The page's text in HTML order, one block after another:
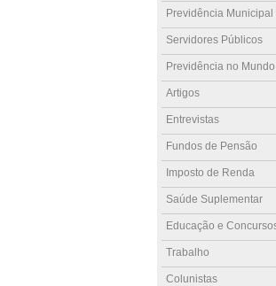
Previdência Municipal
Servidores Públicos
Previdência no Mundo
Artigos
Entrevistas
Fundos de Pensão
Imposto de Renda
Saúde Suplementar
Educação e
Trabalho
Colunistas